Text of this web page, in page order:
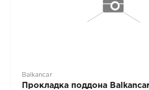
Balkancar
Прокладка поддона